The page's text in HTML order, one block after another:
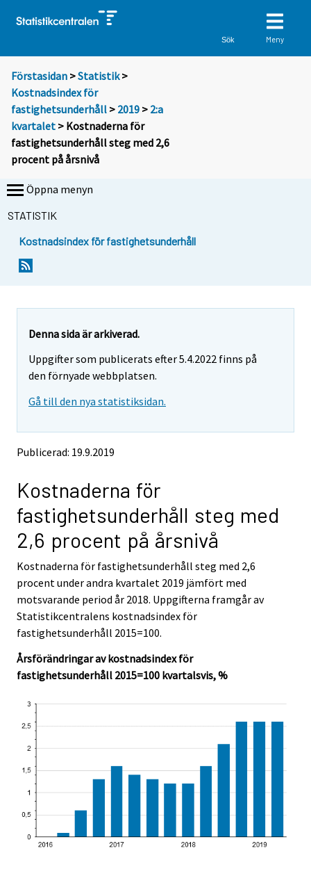
Sök Meny
Förstasidan >Statistik >
Kostnadsindex för
fastighetsunderhåll > 2019 > 2:a
kvartalet > Kostnaderna för
fastighetsunderhåll steg med 2,6
procent på årsnivå
Öppna menyn
STATISTIK
Kostnadsindex för fastighetsunderhåll
Denna sida är arkiverad.
Uppgifter som publicerats efter 5.4.2022 finns på
den förnyade webbplatsen.
Gå till den nya statistiksidan.
Publicerad: 19.9.2019
Kostnaderna för
fastighetsunderhåll steg med
2,6 procent på årsnivå
Kostnaderna för fastighetsunderhåll steg med 2,6
procent under andra kvartalet 2019 jämfört med
motsvarande period år 2018. Uppgifterna framgår av
Statistikcentralens kostnadsindex för
fastighetsunderhåll 2015=100.
Årsförändringar av kostnadsindex för
fastighetsunderhåll 2015=100 kvartalsvis, %